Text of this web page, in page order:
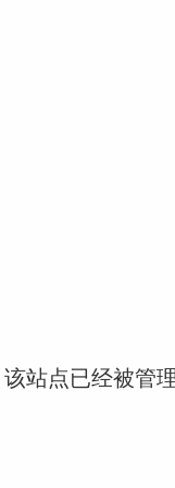
站点已经被管